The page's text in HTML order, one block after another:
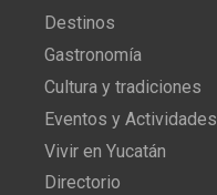
Destinos
Gastronomía
Cultura y tradiciones
Eventos y Actividades
Vivir en Yucatán
Directorio